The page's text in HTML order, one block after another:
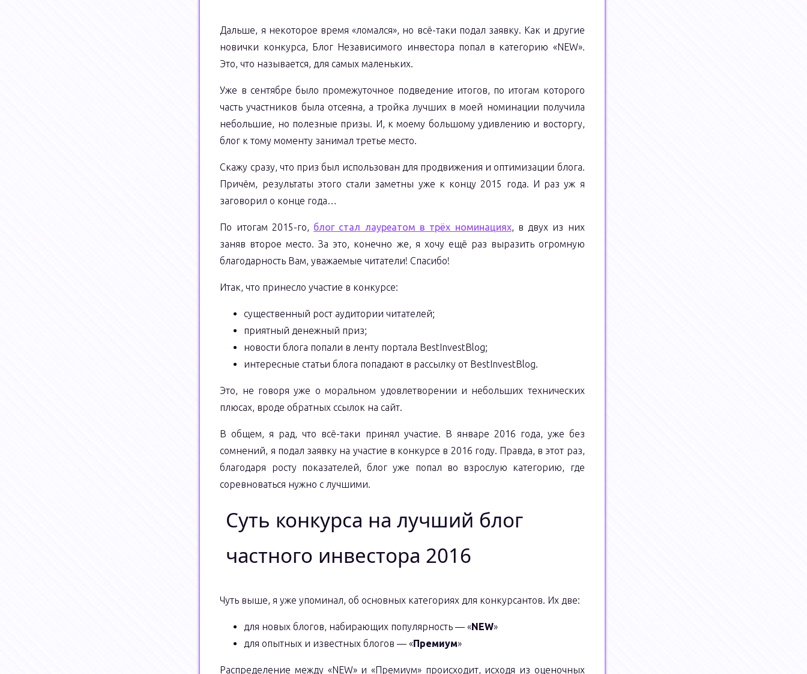
Дальше, я некоторое время «ломался», но всё-таки подал заявку. Как и другие
новички конкурса, Блог Независимого инвестора попал в категорию «NEW».
Это, что называется, для самых маленьких.
Уже в сентябре было промежуточное подведение итогов, по итогам которого
часть участников была отсеяна, а тройка лучших в моей номинации получила
небольшие, но полезные призы. И, к моему большому удивлению и восторгу,
блог к тому моменту занимал третье место.
Скажу сразу, что приз был использован для продвижения и оптимизации блога.
Причём, результаты этого стали заметны уже к концу 2015 года. И раз уж я
заговорил о конце года…
По итогам 2015-го, блог стал лауреатом в трёх номинациях, в двух из них
заняв второе место. За это, конечно же, я хочу ещё раз выразить огромную
благодарность Вам, уважаемые читатели! Спасибо!
Итак, что принесло участие в конкурсе:
существенный рост аудитории читателей;
приятный денежный приз;
новости блога попали в ленту портала BestInvestBlog;
интересные статьи блога попадают в рассылку от BestInvestBlog.
Это, не говоря уже о моральном удовлетворении и небольших технических
плюсах, вроде обратных ссылок на сайт.
В общем, я рад, что всё-таки принял участие. В январе 2016 года, уже без
сомнений, я подал заявку на участие в конкурсе в 2016 году. Правда, в этот раз,
благодаря росту показателей, блог уже попал во взрослую категорию, где
соревноваться нужно с лучшими.
Суть конкурса на лучший блог
частного инвестора 2016
Чуть выше, я уже упоминал, об основных категориях для конкурсантов. Их две:
для новых блогов, набирающих популярность — «NEW»
для опытных и известных блогов — «Премиум»
Распределение между «NEW» и «Премиум» происходит, исходя из оценочных